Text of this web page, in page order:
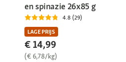
en spinazie 26x85 g
4.8 (29)
LAGE PRIJS
€ 14,99
(€ 6,78/kg)